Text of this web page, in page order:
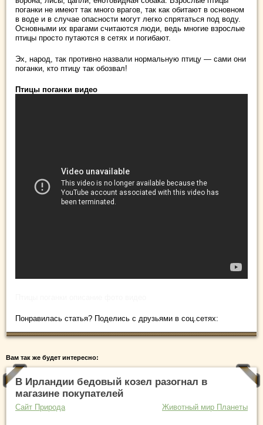
поганки не имеют так много врагов, так как обитают в основном
в воде и в случае опасности могут легко спрятаться под воду.
Основными их врагами считаются люди, ведь многие взрослые
птицы просто путаются в сетях и погибают.
Эх, народ, так противно назвали нормальную птицу — сами они
поганки, кто птицу так обозвал!
Птицы поганки видео
Понравилась статья? Поделись с друзьями в соц.сетях:
Вам так же будет интересно:
В Ирландии бедовый козел разогнал в
магазине покупателей
Сайт Природа Животный мир Планеты